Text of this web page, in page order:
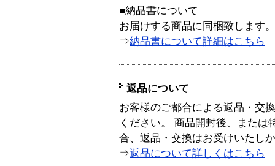
■納品書について
お届けする商品に同梱致します。
⇒納品書について詳細はこちら
返品について
お客様のご都合による返品・交
ください。 商品開封後、または
合、返品・交換はお受けいたし
⇒返品について詳しくはこちら